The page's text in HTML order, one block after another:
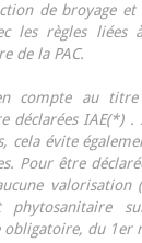
de broyage
les règles liées
de la PAC.
compte au titre
déclarées IAE(*) .
cela évite
Pour être
valorisation
phytosanitaire
obligatoire, du 1er